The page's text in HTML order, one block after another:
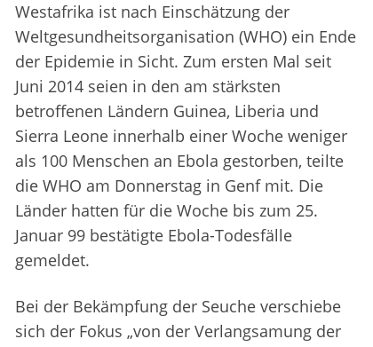
Westafrika ist nach Einschätzung der
Weltgesundheitsorganisation (WHO) ein Ende
der Epidemie in Sicht. Zum ersten Mal seit
Juni 2014 seien in den am stärksten
betroffenen Ländern Guinea, Liberia und
Sierra Leone innerhalb einer Woche weniger
als 100 Menschen an Ebola gestorben, teilte
die WHO am Donnerstag in Genf mit. Die
Länder hatten für die Woche bis zum 25.
Januar 99 bestätigte Ebola-Todesfälle
gemeldet.
Bei der Bekämpfung der Seuche verschiebe
sich der Fokus „von der Verlangsamung der